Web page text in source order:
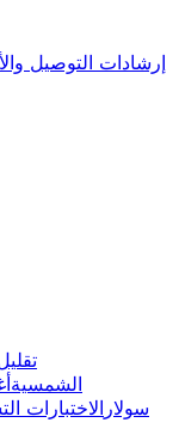
إرشادات التوصيل
الشمسية
سولار الاختبارات